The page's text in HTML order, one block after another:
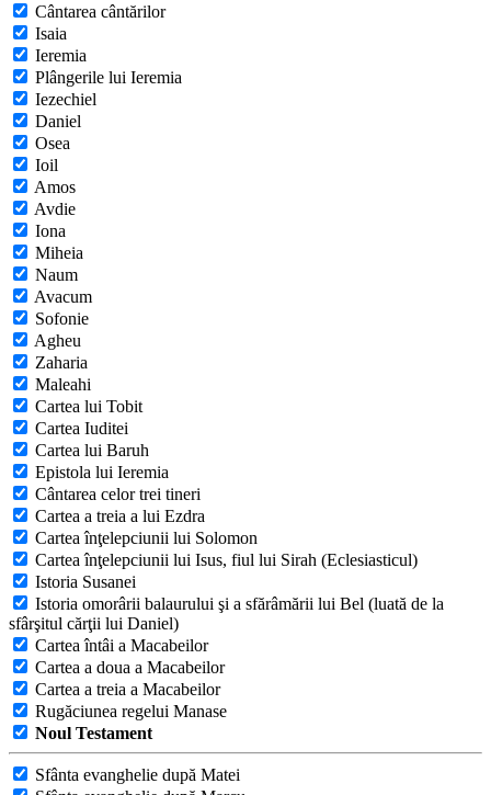
Cântarea cântărilor
Isaia
Ieremia
Plângerile lui Ieremia
Iezechiel
Daniel
Osea
Ioil
Amos
Avdie
Iona
Miheia
Naum
Avacum
Sofonie
Agheu
Zaharia
Maleahi
Cartea lui Tobit
Cartea Iuditei
Cartea lui Baruh
Epistola lui Ieremia
Cântarea celor trei tineri
Cartea a treia a lui Ezdra
Cartea înţelepciunii lui Solomon
Cartea înţelepciunii lui Isus, fiul lui Sirah (Eclesiasticul)
Istoria Susanei
Istoria omorârii balaurului şi a sfărâmării lui Bel (luată de la
sfârşitul cărţii lui Daniel)
Cartea întâi a Macabeilor
Cartea a doua a Macabeilor
Cartea a treia a Macabeilor
Rugăciunea regelui Manase
Noul Testament
Sfânta evanghelie după Matei